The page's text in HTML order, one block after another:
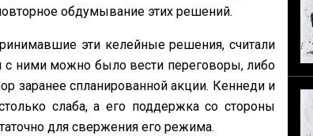
обдумывание этих решений.
эти келейные решения, считали
ними можно было вести переговоры, либо
заранее спланированной акции. Кеннеди и
слаба, а его поддержка со стороны
для свержения его режима.